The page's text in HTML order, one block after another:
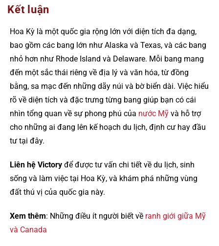
Kết luận
Hoa Kỳ là một quốc gia rộng lớn với diện tích đa dạng,
bao gồm các bang lớn như Alaska và Texas, và các bang
nhỏ hơn như Rhode Island và Delaware. Mỗi bang mang
đến một sắc thái riêng về địa lý và văn hóa, từ đồng
bằng, sa mạc đến những dãy núi và bờ biển dài. Việc hiểu
rõ về diện tích và đặc trưng từng bang giúp bạn có cái
nhìn tổng quan về sự phong phú của nước Mỹ và hỗ trợ
cho những ai đang lên kế hoạch du lịch, định cư hay đầu
tư tại đây.
Liên hệ Victory để được tư vấn chi tiết về du lịch, sinh
sống và làm việc tại Hoa Kỳ, và khám phá những vùng
đất thú vị của quốc gia này.
Xem thêm: Những điều ít người biết về ranh giới giữa Mỹ
và Canada